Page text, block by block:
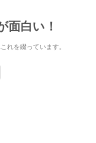
面白い！
れを綴っています。